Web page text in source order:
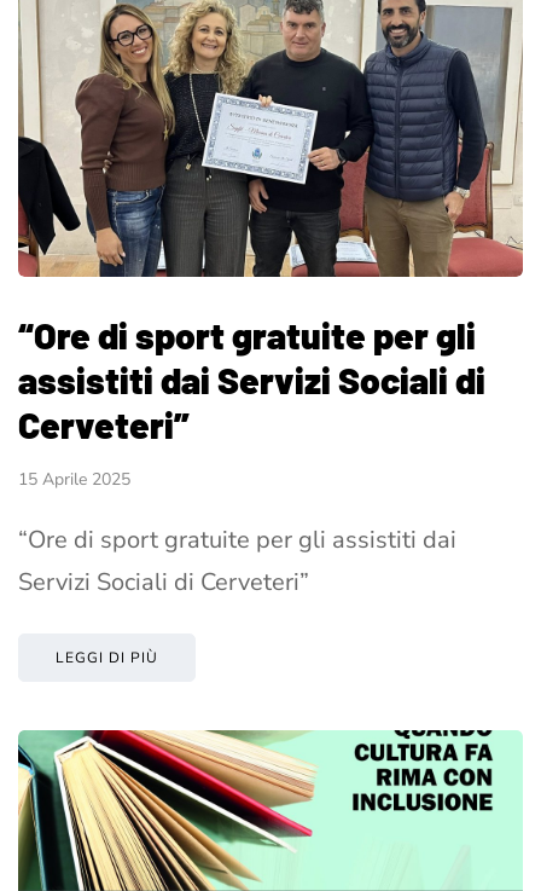
“Ore di sport gratuite per gli
assistiti dai Servizi Sociali di
Cerveteri”
15 Aprile 2025
“Ore di sport gratuite per gli assistiti dai
Servizi Sociali di Cerveteri”
LEGGI DI PIÙ